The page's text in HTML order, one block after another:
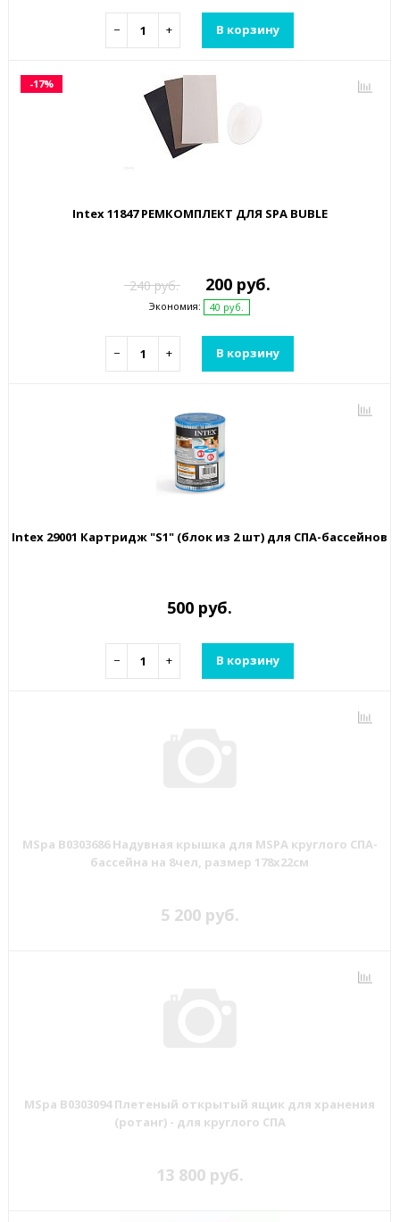
− + В корзину
-17%
Intex 11847 РЕМКОМПЛЕКТ ДЛЯ SPA BUBLE
240 руб. 200 руб.
Экономия: 40 руб.
− + В корзину
Intex 29001 Картридж "S1" (блок из 2 шт) для СПА-бассейнов
500 руб.
− + В корзину
MSpa B0303686 Надувная крышка для MSPA круглого СПА-
бассейна на 8чел, размер 178х22см
5 200 руб.
MSpa B0303094 Плетеный открытый ящик для хранения
(ротанг) - для круглого СПА
13 800 руб.